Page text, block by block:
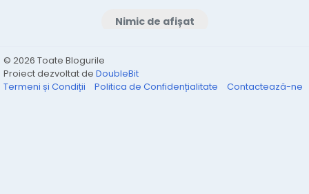
Nimic de afișat
© 2026 Toate Blogurile
Proiect dezvoltat de DoubleBit
Termeni și Condiții
Politica de Confidențialitate Contactează-ne